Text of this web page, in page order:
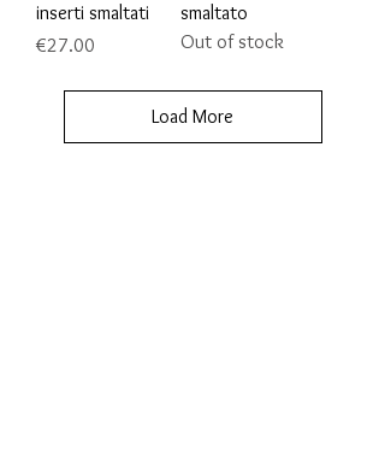
inserti smaltati
Price
€27.00
smaltato
Out of stock
Load More